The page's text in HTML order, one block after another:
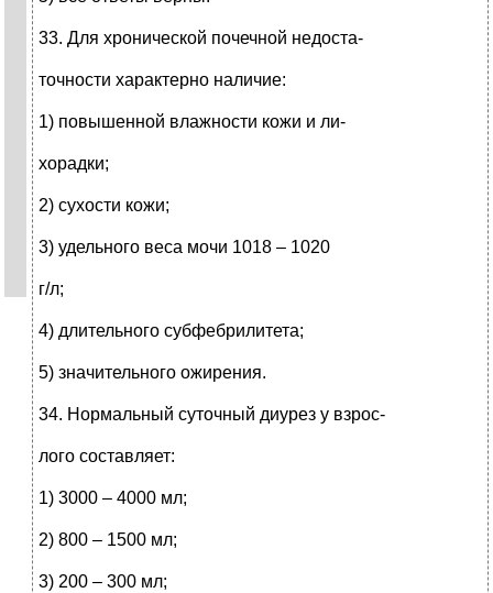
33. Для хронической почечной недоста-
точности характерно наличие:
1) повышенной влажности кожи и ли-
хорадки;
2) сухости кожи;
3) удельного веса мочи 1018 – 1020
г/л;
4) длительного субфебрилитета;
5) значительного ожирения.
34. Нормальный суточный диурез у взрос-
лого составляет:
1) 3000 – 4000 мл;
2) 800 – 1500 мл;
3) 200 – 300 мл;